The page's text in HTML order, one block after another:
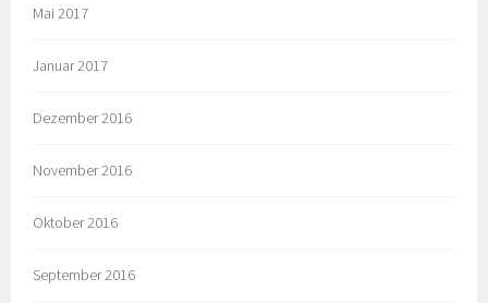
Mai 2017
Januar 2017
Dezember 2016
November 2016
Oktober 2016
September 2016